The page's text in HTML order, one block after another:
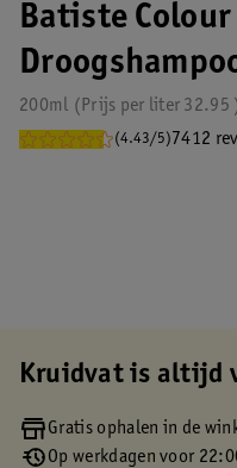
Batiste
200ml 32.95
Prijs per liter
(4.43/5) 7412
Kruidvat is altijd
Gratis ophalen in de
Op werkdagen voor